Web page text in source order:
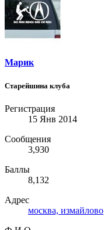
Марик
Старейшина клуба
Регистрация
15 Янв 2014
Сообщения
3,930
Баллы
8,132
Адрес
москва, измайлово